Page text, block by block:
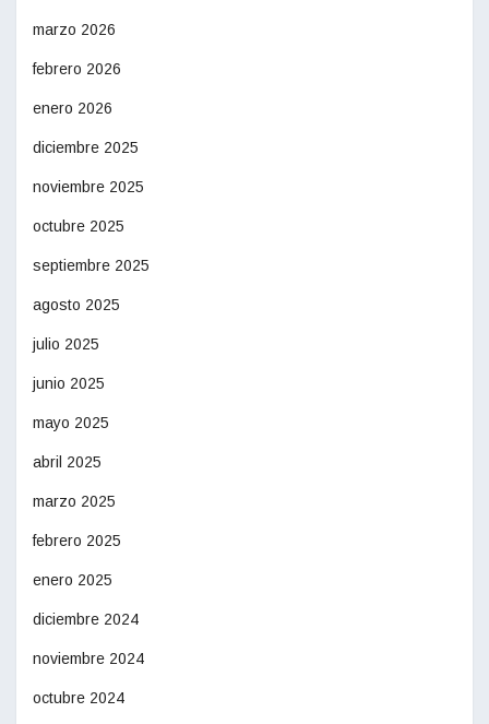
marzo 2026
febrero 2026
enero 2026
diciembre 2025
noviembre 2025
octubre 2025
septiembre 2025
agosto 2025
julio 2025
junio 2025
mayo 2025
abril 2025
marzo 2025
febrero 2025
enero 2025
diciembre 2024
noviembre 2024
octubre 2024